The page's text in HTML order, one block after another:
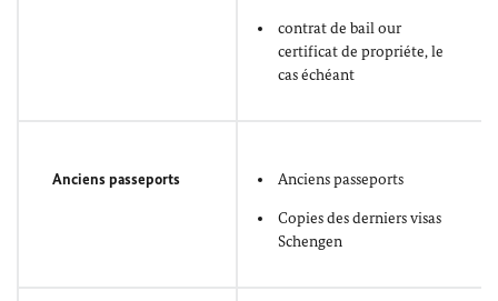
contrat de bail our
certificat de propriéte, le
cas échéant
Anciens passeports Anciens passeports
Copies des derniers visas
Schengen